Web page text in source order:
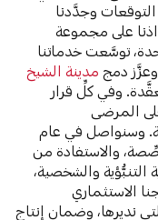
التوقعات وجدَّدنا
على مجموعة
توسَّعت خدماتنا
دمج مدينة الشيخ
وفي كلِّ قرار
المرضى
وسنواصل في عام
والاستفادة من
التنبُّؤية والشخصية،
الاستثماري
نديرها، وضمان إنتاج